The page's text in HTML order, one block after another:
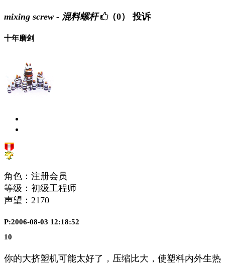
mixing screw - 混料螺杆 （0） 投诉
十年磨剑
角色：注册会员
等级：初级工程师
声望： 2170
P:2006-08-03 12:18:52
10
你的大挤塑机可能太好了，压缩比大，使塑料内外生热